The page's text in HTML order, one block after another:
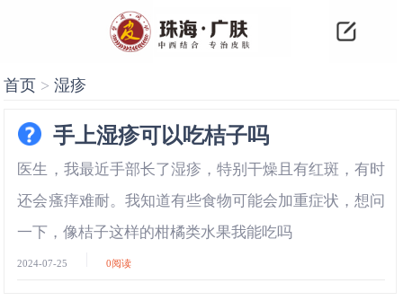
首页 >湿疹
手上湿疹可以吃桔子吗
医生，我最近手部长了湿疹，特别干燥且有红斑，有时
还会瘙痒难耐。我知道有些食物可能会加重症状，想问
一下，像桔子这样的柑橘类水果我能吃吗
2024-07-25 0阅读